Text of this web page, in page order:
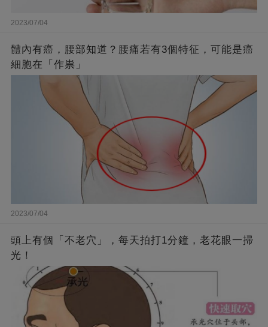
2023/07/04
體內有癌，腰部知道？腰痛若有3個特征，可能是癌
細胞在「作祟」
2023/07/04
頭上有個「不老穴」，每天拍打1分鐘，老花眼一掃
光！